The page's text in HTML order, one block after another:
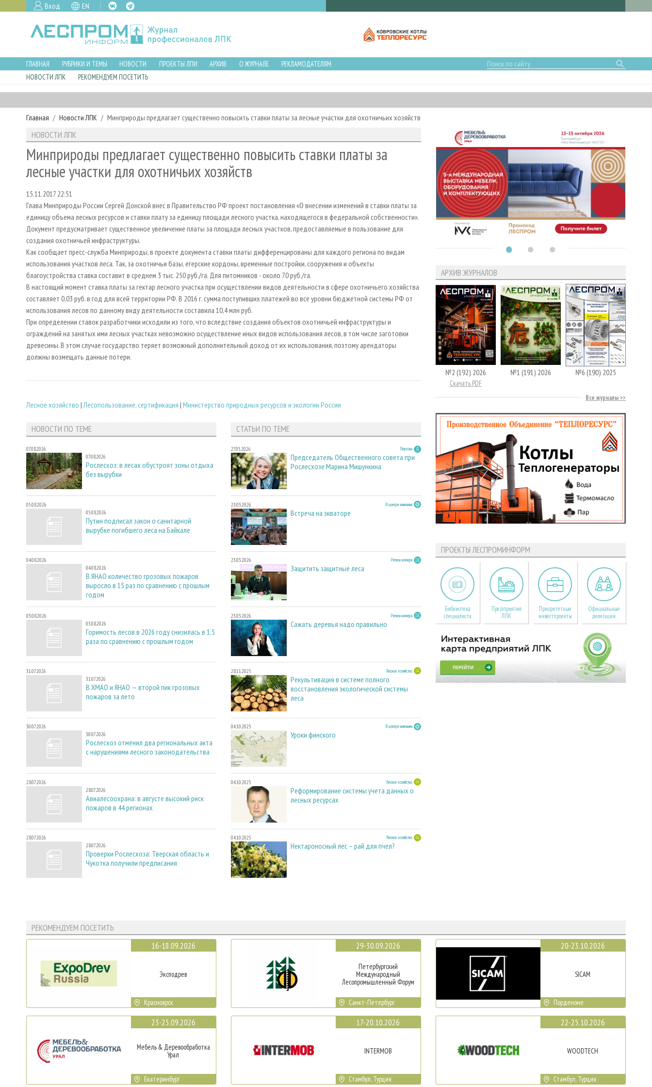
Вход EN
ГЛАВНАЯ РУБРИКИ И ТЕМЫ НОВОСТИ ПРОЕКТЫ ЛПИ АРХИВ О ЖУРНАЛЕ
РЕКЛАМОДАТЕЛЯМ
НОВОСТИ ЛПК
РЕКОМЕНДУЕМ ПОСЕТИТЬ
Главная Новости ЛПК Минприроды предлагает существенно повысить ставки платы за лесные участки для охотничьих хозяйств
НОВОСТИ ЛПК
Минприроды предлагает существенно повысить ставки платы за
лесные участки для охотничьих хозяйств
15.11.2017 22:51
Глава Минприроды России Сергей Донской внес в Правительство РФ проект постановления «О внесении изменений в ставки платы за
единицу объема лесных ресурсов и ставки плату за единицу площади лесного участка, находящегося в федеральной собственности».
Документ предусматривает существенное увеличение платы за площади лесных участков, предоставляемые в пользование для
создания охотничьей инфраструктуры.
Как сообщает пресс-служба Минприроды, в проекте документа ставки платы дифференцированы для каждого региона по видам
использования участков леса. Так, за охотничьи базы, егерские кордоны, временные постройки, сооружения и объекты
благоустройства ставка составит в среднем 3 тыс. 250 руб./га. Для питомников - около 70 руб./га.
В настоящий момент ставка платы за гектар лесного участка при осуществлении видов деятельности в сфере охотничьего хозяйства
составляет 0,03 руб. в год для всей территории РФ. В 2016 г. сумма поступивших платежей во все уровни бюджетной системы РФ от
использования лесов по данному виду деятельности составила 10,4 млн руб.
При определении ставок разработчики исходили из того, что вследствие создания объектов охотничьей инфраструктуры и
ограждений на занятых ими лесных участках невозможно осуществление иных видов использования лесов, в том числе заготовки
древесины. В этом случае государство теряет возможный дополнительный доход от их использования, поэтому арендаторы
должны возмещать данные потери.
Лесное хозяйство | Лесопользование, сертификация | Министерство природных ресурсов и экологии России
НОВОСТИ ПО ТЕМЕ
07.08.2026
07.08.2026
Рослесхоз: в лесах обустроят зоны отдыха
без вырубки
05.08.2026
05.08.2026
Путин подписал закон о санитарной
вырубке погибшего леса на Байкале
04.08.2026
04.08.2026
В ЯНАО количество грозовых пожаров
выросло в 15 раз по сравнению с прошлым
годом
03.08.2026
03.08.2026
Горимость лесов в 2026 году снизилась в 1,5
раза по сравнению с прошлым годом
31.07.2026
31.07.2026
В ХМАО и ЯНАО — второй пик грозовых
пожаров за лето
30.07.2026
30.07.2026
Рослесхоз отменил два региональных акта
с нарушениями лесного законодательства
28.07.2026
28.07.2026
Авиалесоохрана: в августе высокий риск
пожаров в 44 регионах
28.07.2026
28.07.2026
Проверки Рослесхоза: Тверская область и
Чукотка получили предписания
СТАТЬИ ПО ТЕМЕ
27.05.2026 Персона
Председатель Общественного совета при
Рослесхозе Марина Мишункина
23.03.2026 В центре внимания
Встреча на экваторе
23.03.2026 Регион номера
Защитить защитные леса
23.03.2026 Регион номера
Сажать деревья надо правильно
28.11.2025 Лесное хозяйство
Рекультивация в системе полного
восстановления экологической системы
леса
04.10.2025 В центре внимания
Уроки финского
04.10.2025 Лесное хозяйство
Реформирование системы учета данных о
лесных ресурсах
04.10.2025 Лесное хозяйство
Нектароносный лес – рай для пчел?
АРХИВ ЖУРНАЛОВ
№2 (192) 2026
Скачать PDF
№1 (191) 2026 №6 (190) 2025
Все журналы
ПРОЕКТЫ ЛЕСПРОМИНФОРМ
Библиотека
специалиста
Предприятия
ЛПК
Приоритетные
инвестпроекты
Официальные
делегации
РЕКОМЕНДУЕМ ПОСЕТИТЬ
16-18.09.2026
Эксподрев
Красноярск
23-25.09.2026
Мебель & Деревообработка
Урал
Екатеринбург
29-30.09.2026
Петербургский
Международный
Лесопромышленный Форум
Санкт-Петербург
17-20.10.2026
INTERMOB
Стамбул, Турция
20-23.10.2026
SICAM
Порденоне
22-25.10.2026
WOODTECH
Стамбул, Турция